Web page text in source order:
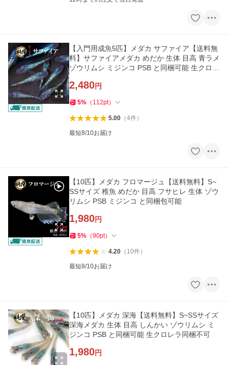
【入門用成魚5匹】メダカ サファイア【送料無
料】サファイアメダカ めだか 生体 目高 青ラメ
ゾウリムシ ミジンコ PSB と同梱可能 生クロレ
2,480円
5% （ 112pt）
5.00（4件）
最短8/10お届け
【10匹】メダカ フロマージュ【送料無料】S~
SSサイズ 稚魚 めだか 目高 フサヒレ 生体 ゾウ
リムシ PSB ミジンコ と同梱包可能
1,980円
5% （90pt）
4.20（ 10件）
最短8/10お届け
【10匹】メダカ 深海【送料無料】S~SSサイズ
深海メダカ 生体 目高 しんかい ゾウリムシ ミ
ジンコ PSB と同梱可能 生クロレラ同梱不可
1,980円